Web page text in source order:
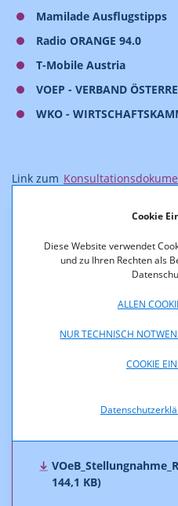
Cookie
Diese Website verwendet
und zu Ihren Rechten als
ALLEN
NUR TECHNISCH
COOKIE
Mamilade Ausflugstipps
Radio ORANGE 94.0
T-Mobile Austria
VOEP - VERBAND
WKO -
Link zum
(pdf, 337,5 KB)
144,1 KB)